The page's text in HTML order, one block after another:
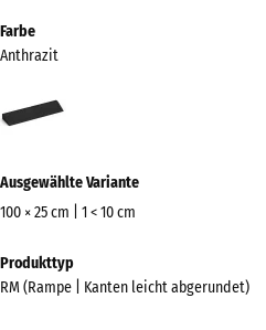
Farbe
Anthrazit
Ausgewählte Variante
100 × 25 cm | 1 < 10 cm
Abmessungen
für
Produkttyp
RM (Rampe | Kanten leicht abgerundet)